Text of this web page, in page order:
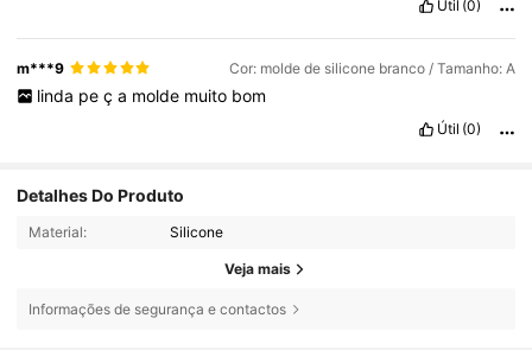
Útil (0)
m***9 Cor: molde de silicone branco / Tamanho: A
linda pe ç a molde muito bom
Útil (0)
Detalhes Do Produto
Material: Silicone
Veja mais
Informações de segurança e contactos